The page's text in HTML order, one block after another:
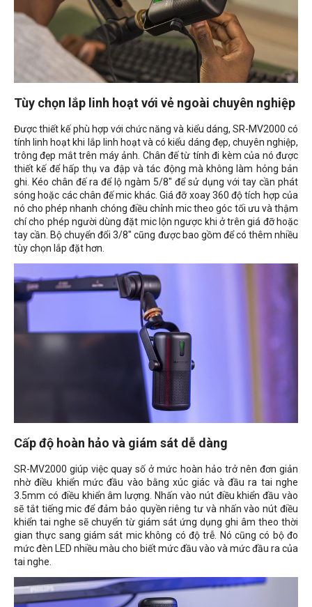
Tùy chọn lắp linh hoạt với vẻ ngoài chuyên nghiệp
Được thiết kế phù hợp với chức năng và kiểu dáng, SR-MV2000 có
tính linh hoạt khi lắp linh hoạt và có kiểu dáng đẹp, chuyên nghiệp,
trông đẹp mắt trên máy ảnh. Chân đế từ tính đi kèm của nó được
thiết kế để hấp thụ va đập và tác động mà không làm hỏng bản
ghi. Kéo chân đế ra để lộ ngàm 5/8" để sử dụng với tay cần phát
sóng hoặc các chân đế mic khác. Giá đỡ xoay 360 độ tích hợp của
nó cho phép nhanh chóng điều chỉnh mic theo góc tối ưu và thậm
chí cho phép người dùng đặt mic lộn ngược khi ở trên giá đỡ hoặc
tay cần. Bộ chuyển đổi 3/8" cũng được bao gồm để có thêm nhiều
tùy chọn lắp đặt hơn.
Cấp độ hoàn hảo và giám sát dễ dàng
SR-MV2000 giúp việc quay số ở mức hoàn hảo trở nên đơn giản
nhờ điều khiển mức đầu vào bằng xúc giác và đầu ra tai nghe
3.5mm có điều khiển âm lượng. Nhấn vào nút điều khiển đầu vào
sẽ tắt tiếng mic để đảm bảo quyền riêng tư và nhấn vào nút điều
khiển tai nghe sẽ chuyển từ giám sát ứng dụng ghi âm theo thời
gian thực sang giám sát mic không có độ trễ. Nó cũng có bộ đo
mức đèn LED nhiều màu cho biết mức đầu vào và mức đầu ra của
tai nghe.